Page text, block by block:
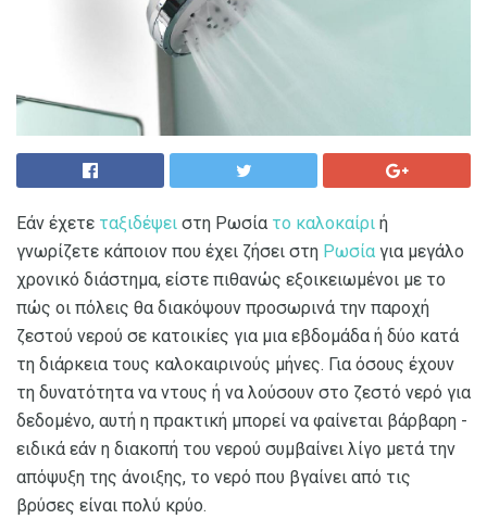
Εάν έχετε ταξιδέψει στη Ρωσία το καλοκαίρι ή
γνωρίζετε κάποιον που έχει ζήσει στη Ρωσία για μεγάλο
χρονικό διάστημα, είστε πιθανώς εξοικειωμένοι με το
πώς οι πόλεις θα διακόψουν προσωρινά την παροχή
ζεστού νερού σε κατοικίες για μια εβδομάδα ή δύο κατά
τη διάρκεια τους καλοκαιρινούς μήνες. Για όσους έχουν
τη δυνατότητα να ντους ή να λούσουν στο ζεστό νερό για
δεδομένο, αυτή η πρακτική μπορεί να φαίνεται βάρβαρη -
ειδικά εάν η διακοπή του νερού συμβαίνει λίγο μετά την
απόψυξη της άνοιξης, το νερό που βγαίνει από τις
βρύσες είναι πολύ κρύο.